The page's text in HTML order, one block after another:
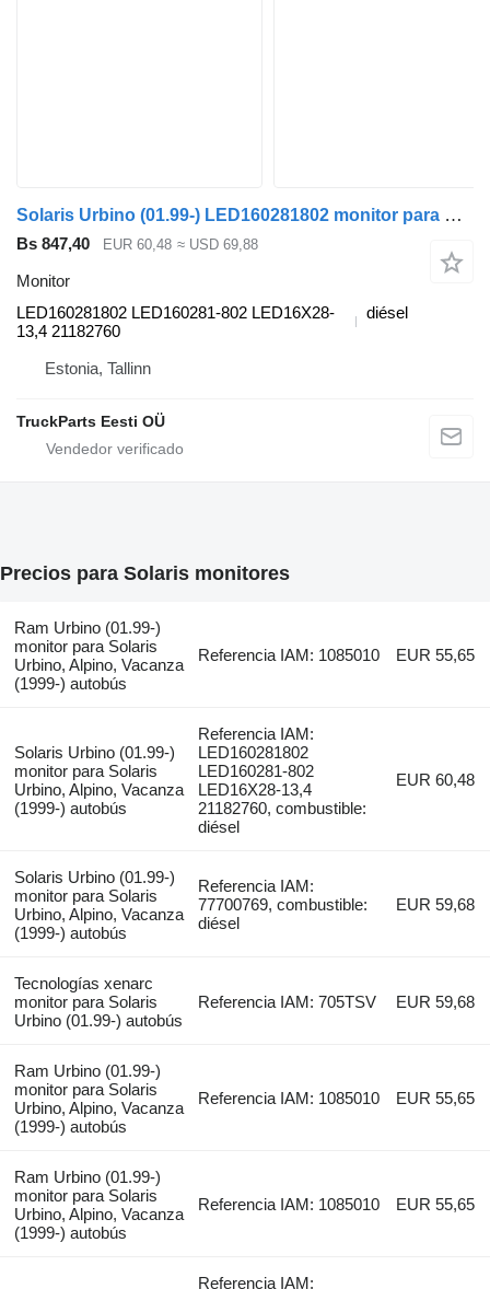
Solaris Urbino (01.99-) LED160281802 monitor para Solaris Urbino, Alpino, Vacanza (1999-) autobús
Bs 847,40 EUR 60,48 ≈ USD 69,88
Monitor
LED160281802 LED160281-802 LED16X28-
13,4 21182760
diésel
Estonia, Tallinn
TruckParts Eesti OÜ
Precios para Solaris monitores
Ram Urbino (01.99-)
monitor para Solaris
Urbino, Alpino, Vacanza
(1999-) autobús
Referencia IAM: 1085010 EUR 55,65
Solaris Urbino (01.99-)
monitor para Solaris
Urbino, Alpino, Vacanza
(1999-) autobús
Referencia IAM:
LED160281802
LED160281-802
LED16X28-13,4
21182760, combustible:
diésel
EUR 60,48
Solaris Urbino (01.99-)
monitor para Solaris
Urbino, Alpino, Vacanza
(1999-) autobús
Referencia IAM:
77700769, combustible:
diésel
EUR 59,68
Tecnologías xenarc
monitor para Solaris
Urbino (01.99-) autobús
Referencia IAM: 705TSV EUR 59,68
Ram Urbino (01.99-)
monitor para Solaris
Urbino, Alpino, Vacanza
(1999-) autobús
Referencia IAM: 1085010 EUR 55,65
Ram Urbino (01.99-)
monitor para Solaris
Urbino, Alpino, Vacanza
(1999-) autobús
Referencia IAM: 1085010 EUR 55,65
Referencia IAM: